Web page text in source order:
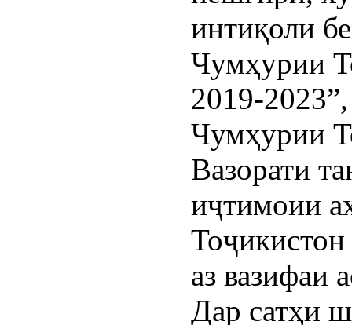
интиқоли
Чумҳурии
2019-
Чумҳурии
Вазорати
иҷтимоии
Тоҷикистон
аз вазифаи
Дар сатҳи